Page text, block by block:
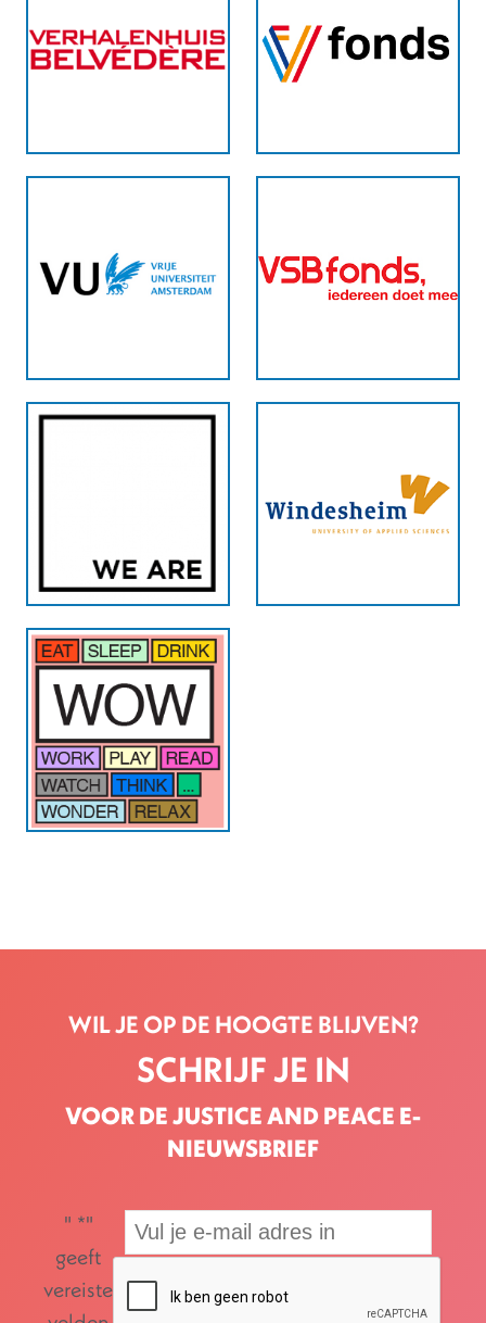
WIL JE OP DE HOOGTE BLIJVEN?
SCHRIJF JE IN
VOOR DE JUSTICE AND PEACE E-
NIEUWSBRIEF
" *"
geeft
vereiste